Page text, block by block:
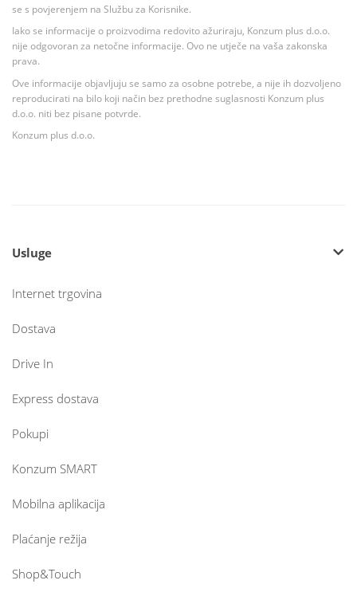
se s povjerenjem na Službu za Korisnike.
Iako se informacije o proizvodima redovito ažuriraju, Konzum plus d.o.o.
nije odgovoran za netočne informacije. Ovo ne utječe na vaša zakonska
prava.
Ove informacije objavljuju se samo za osobne potrebe, a nije ih dozvoljeno
reproducirati na bilo koji način bez prethodne suglasnosti Konzum plus
d.o.o. niti bez pisane potvrde.
Konzum plus d.o.o.
Usluge
Internet trgovina
Dostava
Drive In
Express dostava
Pokupi
Konzum SMART
Mobilna aplikacija
Plaćanje režija
Shop&Touch